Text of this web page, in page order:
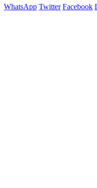
WhatsApp Twitter Facebook